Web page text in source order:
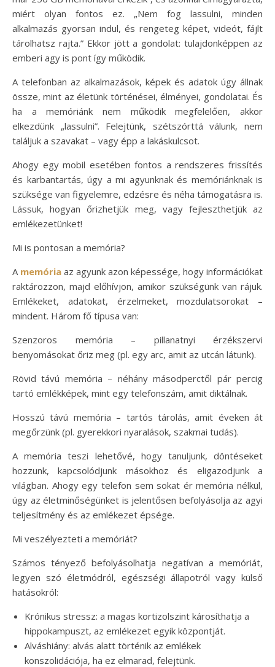
miért olyan fontos ez. „Nem fog lassulni, minden
alkalmazás gyorsan indul, és rengeteg képet, videót, fájlt
tárolhatsz rajta.” Ekkor jött a gondolat: tulajdonképpen az
emberi agy is pont így működik.
A telefonban az alkalmazások, képek és adatok úgy állnak
össze, mint az életünk történései, élményei, gondolatai. És
ha a memóriánk nem működik megfelelően, akkor
elkezdünk „lassulni”. Felejtünk, szétszórttá válunk, nem
találjuk a szavakat – vagy épp a lakáskulcsot.
Ahogy egy mobil esetében fontos a rendszeres frissítés
és karbantartás, úgy a mi agyunknak és memóriánknak is
szüksége van figyelemre, edzésre és néha támogatásra is.
Lássuk, hogyan őrizhetjük meg, vagy fejleszthetjük az
emlékezetünket!
Mi is pontosan a memória?
A memória az agyunk azon képessége, hogy információkat
raktározzon, majd előhívjon, amikor szükségünk van rájuk.
Emlékeket, adatokat, érzelmeket, mozdulatsorokat –
mindent. Három fő típusa van:
Szenzoros memória – pillanatnyi érzékszervi
benyomásokat őriz meg (pl. egy arc, amit az utcán látunk).
Rövid távú memória – néhány másodperctől pár percig
tartó emlékképek, mint egy telefonszám, amit diktálnak.
Hosszú távú memória – tartós tárolás, amit éveken át
megőrzünk (pl. gyerekkori nyaralások, szakmai tudás).
A memória teszi lehetővé, hogy tanuljunk, döntéseket
hozzunk, kapcsolódjunk másokhoz és eligazodjunk a
világban. Ahogy egy telefon sem sokat ér memória nélkül,
úgy az életminőségünket is jelentősen befolyásolja az agyi
teljesítmény és az emlékezet épsége.
Mi veszélyezteti a memóriát?
Számos tényező befolyásolhatja negatívan a memóriát,
legyen szó életmódról, egészségi állapotról vagy külső
hatásokról:
Krónikus stressz: a magas kortizolszint károsíthatja a
hippokampuszt, az emlékezet egyik központját.
Alváshiány: alvás alatt történik az emlékek
konszolidációja, ha ez elmarad, felejtünk.